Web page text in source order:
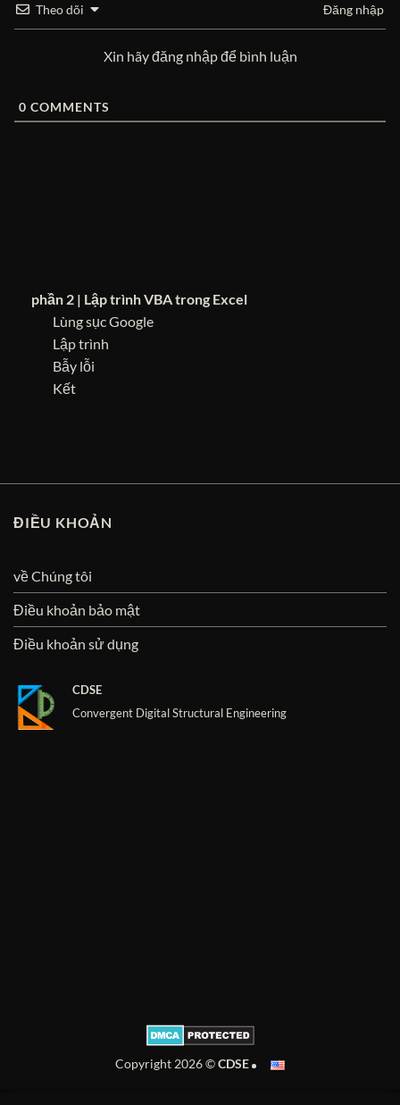
Theo dõi Đăng nhập
Xin hãy đăng nhập để bình luận
0 COMMENTS
phần 2 | Lập trình VBA trong Excel
Lùng sục Google
Lập trình
Bẫy lỗi
Kết
ĐIỀU KHOẢN
về Chúng tôi
Điều khoản bảo mật
Điều khoản sử dụng
CDSE
Convergent Digital Structural Engineering
Copyright 2026 ©CDSE